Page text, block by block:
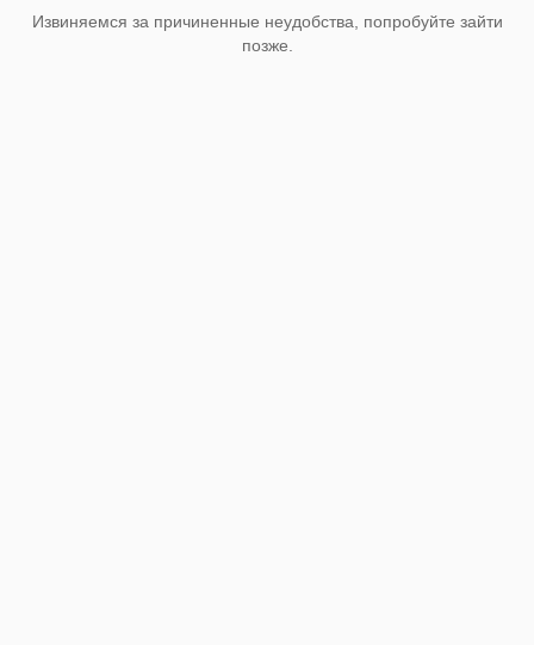
Извиняемся за причиненные неудобства, попробуйте зайти
позже.